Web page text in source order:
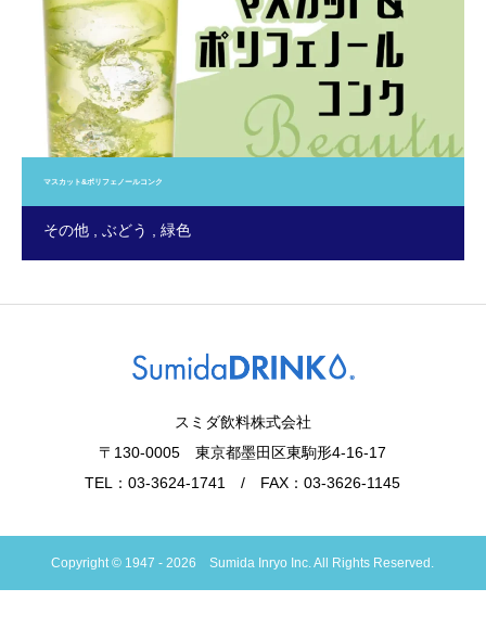
マスカット&ポリフェノールコンク
その他 ぶどう 緑色
スミダ飲料株式会社
〒130-0005 東京都墨田区東駒形4-16-17
TEL：03-3624-1741 / FAX：03-3626-1145
Copyright © 1947 - 2026 Sumida Inryo Inc. All Rights Reserved.